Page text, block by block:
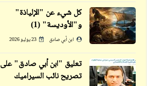
خبر
عادي بالزبادي .. ما تستغربش يا عب
هادي
حكم
حكمة اليوم تنفعك غداً | ركّز معانا
(21)
كل شيء عن "الإلياذة"
و"الأوديسة" (1)
ابن أبي صادق 23 يوليو 2026
تعليق "ابن أبي صادق" على
تصريح نائب السيراميك